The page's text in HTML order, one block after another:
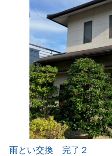
雨とい交換 完了２